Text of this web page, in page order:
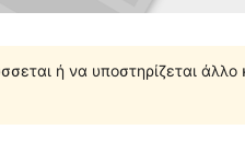
ή να υποστηρίζεται άλλο